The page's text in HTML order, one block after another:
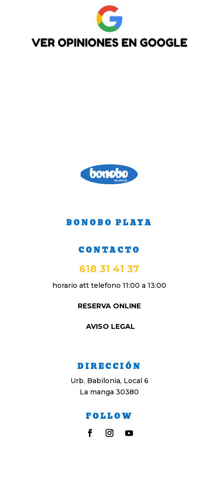
BONOBO PLAYA
CONTACTO
618 31 41 37
horario att telefono 11:00 a 13:00
RESERVA ONLINE
AVISO LEGAL
DIRECCIÓN
Urb. Babilonia, Local 6
La manga 30380
FOLLOW